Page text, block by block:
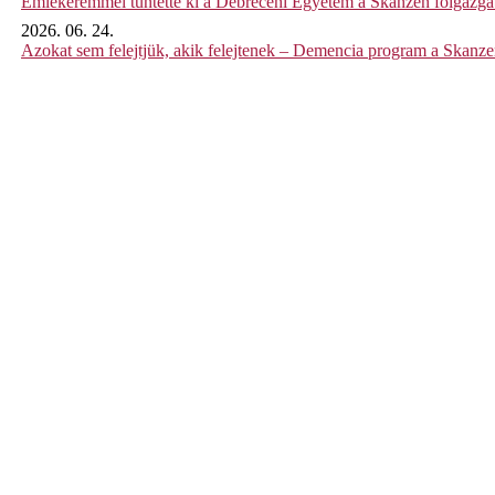
2026. 06. 24.
Azokat sem felejtjük, akik felejtenek – Demencia program a